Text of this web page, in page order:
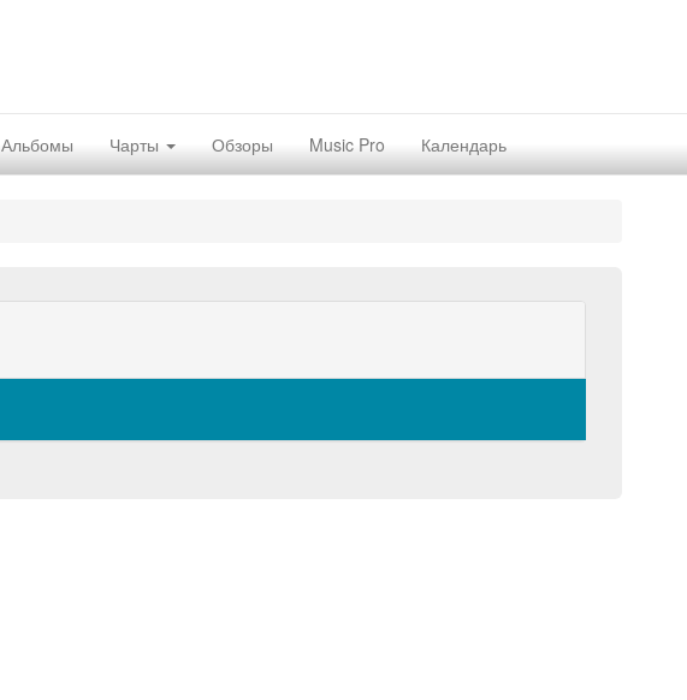
Альбомы Чарты Обзоры Music Pro Календарь